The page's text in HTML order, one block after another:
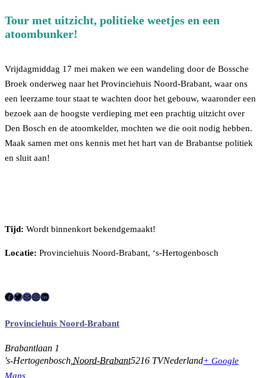
Tour met uitzicht, politieke weetjes en een
atoombunker!
Vrijdagmiddag 17 mei maken we een wandeling door de Bossche
Broek onderweg naar het Provinciehuis Noord-Brabant, waar ons
een leerzame tour staat te wachten door het gebouw, waaronder een
bezoek aan de hoogste verdieping met een prachtig uitzicht over
Den Bosch en de atoomkelder, mochten we die ooit nodig hebben.
Maak samen met ons kennis met het hart van de Brabantse politiek
en sluit aan!
Tijd: Wordt binnenkort bekendgemaakt!
Locatie: Provinciehuis Noord-Brabant, ‘s-Hertogenbosch
F
e
b
T
t
t
E
a
i
I
t
a
L
k
e
Provinciehuis Noord-Brabant
Brabantlaan 1
's-Hertogenbosch Noord-Brabant5216 TVNederland+ Google
Maps